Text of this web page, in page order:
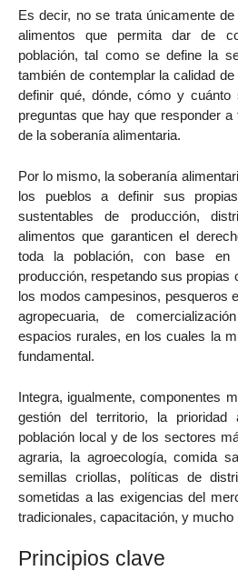
Es decir, no se trata únicamente
alimentos que permita dar de
población, tal como se define la
también de contemplar la calidad
definir qué, dónde, cómo y
preguntas que hay que responder
de la soberanía alimentaria.
Por lo mismo, la soberanía
los pueblos a definir sus
sustentables de producción,
alimentos que garanticen el
toda la población, con base en
producción, respetando sus propias
los modos campesinos, pesqueros
agropecuaria, de
espacios rurales, en los cuales la
fundamental.
Integra, igualmente, componentes
gestión del territorio, la
población local y de los sectores
agraria, la agroecología, comida
semillas criollas, políticas de
sometidas a las exigencias del
tradicionales, capacitación, y mucho
Principios clave